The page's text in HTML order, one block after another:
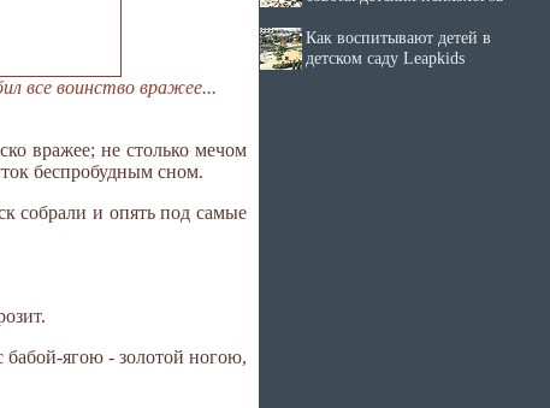
все воинство вражее...
вражее; не столько мечом
беспробудным сном.
собрали и опять под самые
ягою - золотой ногою,
Как воспитывают детей в
детском саду Leapkids